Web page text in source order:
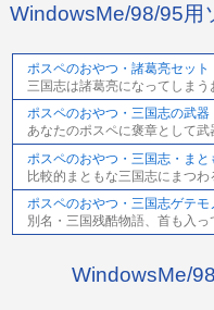
WindowsMe/98/95用
ポスペのおやつ・諸葛亮セット
三国志は諸葛亮になってしまう
ポスペのおやつ・三国志の武器
あなたのポスペに褒章として
ポスペのおやつ・三国志・まと
比較的まともな三国志にまつわ
ポスペのおやつ・三国志ゲテモ
別名・三国残酷物語、首も入っ
WindowsMe/